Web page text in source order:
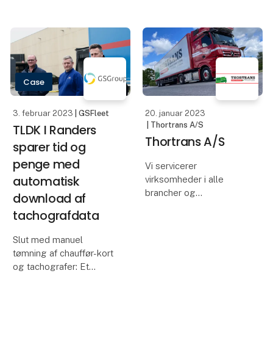
Hos Kendskab vil vi helst
bruge tiden på vores
kunder, og det vi er
gode til, nemlig online m
arbejdsgiveren har pligt
til at registrere alle
medarbejderes
arbejdstid hver dag med
fokus på et objektivt gr
Case
3. februar 2023 | GSFleet
TLDK I Randers
sparer tid og
penge med
automatisk
download af
tachografdata
Slut med manuel
tømning af chauffør-kort
og tachografer: Et
20. januar 2023
| Thortrans A/S
Thortrans A/S
Vi servicerer
virksomheder i alle
brancher og